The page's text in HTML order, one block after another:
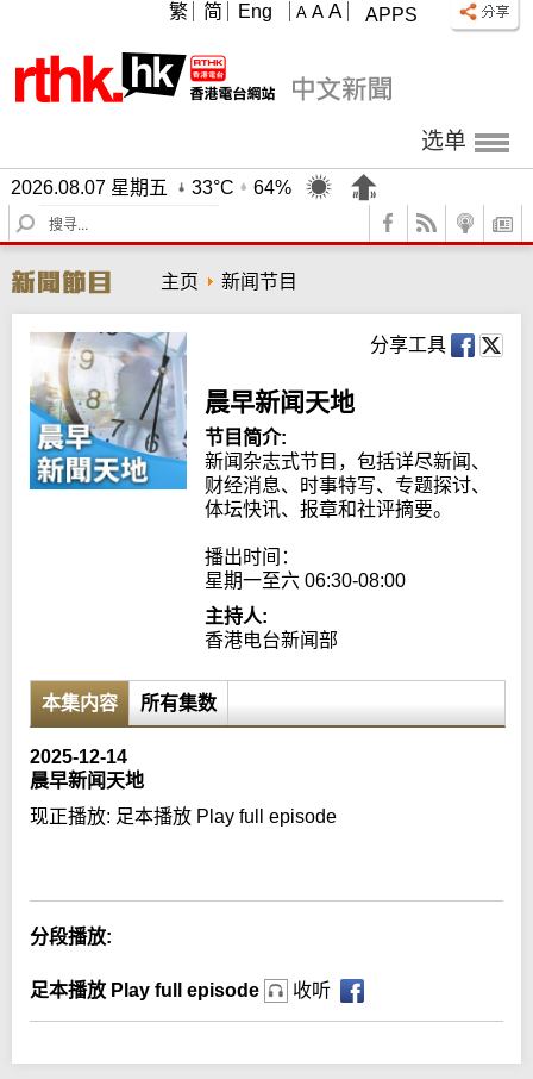
APPS
A A A
繁 简 Eng
选单
2026.08.07 星期五 33°C
64%
S
e
r
c
h
主页 新闻节目
分享工具
晨早新闻天地
节目简介:
新闻杂志式节目，包括详尽新闻、
财经消息、时事特写、专题探讨、
体坛快讯、报章和社评摘要。
播出时间：
星期一至六 06:30-08:00
主持人:
香港电台新闻部
本集内容 所有集数
2025-12-14
晨早新闻天地
现正播放: 足本播放 Play full episode
分段播放:
足本播放 Play full episode 收听